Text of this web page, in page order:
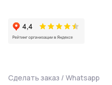
Сделать заказ / Whatsapp